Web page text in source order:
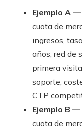
Ejemplo A
cuota de
ingresos,
años, red de
primera
soporte,
CTP
Ejemplo B
cuota de